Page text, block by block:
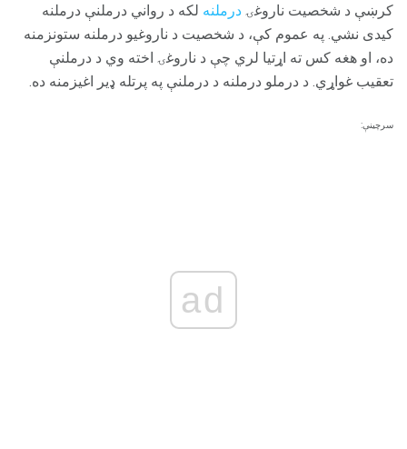
کرښې د شخصیت ناروغۍ درملنه لکه د رواني درملنې درملنه
کیدی نشي. په عموم کې، د شخصیت د ناروغیو درملنه ستونزمنه
ده، او هغه کس ته اړتیا لري چې د ناروغۍ اخته وي د درملنې
تعقیب غواړي. د درملو درملنه د درملنې په پرتله ډیر اغیزمنه ده.
سرچینې:
ad